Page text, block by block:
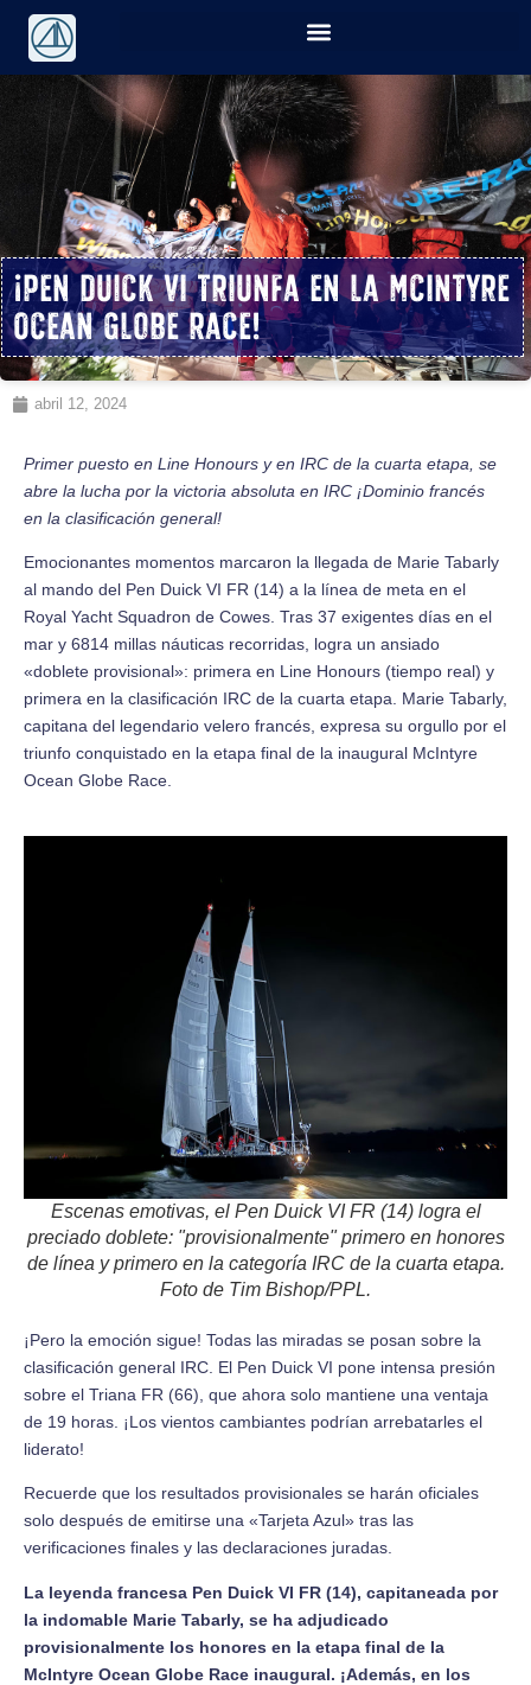
¡Pen Duick VI triunfa en la McIntyre
Ocean Globe Race!
abril 12, 2024
Primer puesto en Line Honours y en IRC de la cuarta etapa, se
abre la lucha por la victoria absoluta en IRC ¡Dominio francés
en la clasificación general!
Emocionantes momentos marcaron la llegada de Marie Tabarly
al mando del Pen Duick VI FR (14) a la línea de meta en el
Royal Yacht Squadron de Cowes. Tras 37 exigentes días en el
mar y 6814 millas náuticas recorridas, logra un ansiado
«doblete provisional»: primera en Line Honours (tiempo real) y
primera en la clasificación IRC de la cuarta etapa. Marie Tabarly,
capitana del legendario velero francés, expresa su orgullo por el
triunfo conquistado en la etapa final de la inaugural McIntyre
Ocean Globe Race.
Escenas emotivas, el Pen Duick VI FR (14) logra el
preciado doblete: "provisionalmente" primero en honores
de línea y primero en la categoría IRC de la cuarta etapa.
Foto de Tim Bishop/PPL.
¡Pero la emoción sigue! Todas las miradas se posan sobre la
clasificación general IRC. El Pen Duick VI pone intensa presión
sobre el Triana FR (66), que ahora solo mantiene una ventaja
de 19 horas. ¡Los vientos cambiantes podrían arrebatarles el
liderato!
Recuerde que los resultados provisionales se harán oficiales
solo después de emitirse una «Tarjeta Azul» tras las
verificaciones finales y las declaraciones juradas.
La leyenda francesa Pen Duick VI FR (14), capitaneada por
la indomable Marie Tabarly, se ha adjudicado
provisionalmente los honores en la etapa final de la
McIntyre Ocean Globe Race inaugural. ¡Además, en los